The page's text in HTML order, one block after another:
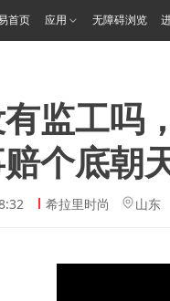
首页 应用 无障碍浏览
监工吗
个底朝
希拉里时尚 山东